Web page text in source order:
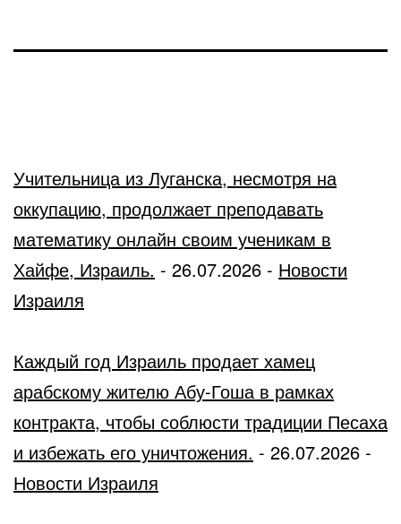
Учительница из Луганска, несмотря на
оккупацию, продолжает преподавать
математику онлайн своим ученикам в
Хайфе, Израиль. - 26.07.2026 - Новости
Израиля
Каждый год Израиль продает хамец
арабскому жителю Абу-Гоша в рамках
контракта, чтобы соблюсти традиции Песаха
и избежать его уничтожения. - 26.07.2026 -
Новости Израиля